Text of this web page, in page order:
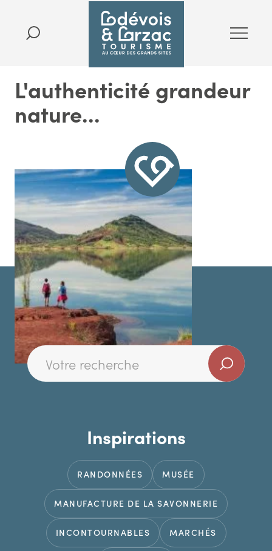
L'authenticité grandeur
nature...
Inspirations
RANDONNÉES MUSÉE
MANUFACTURE DE LA SAVONNERIE
INCONTOURNABLES MARCHÉS